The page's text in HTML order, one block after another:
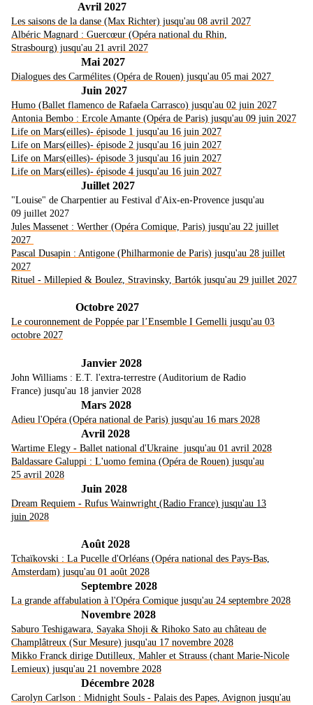
Avril 2027
Les saisons de la danse (Max Richter) jusqu'au 08 avril 2027
Albéric Magnard : Guercœur (Opéra national du Rhin,
Strasbourg) jusqu'au 21 avril 2027
Mai 2027
Dialogues des Carmélites (Opéra de Rouen) jusqu'au 05 mai 2027
Juin 2027
Humo (Ballet flamenco de Rafaela Carrasco) jusqu'au 02 juin 2027
Antonia Bembo : Ercole Amante (Opéra de Paris) jusqu'au 09 juin 2027
Life on Mars(eilles)- épisode 1 jusqu'au 16 juin 2027
Life on Mars(eilles)- épisode 2 jusqu'au 16 juin 2027
Life on Mars(eilles)- épisode 3 jusqu'au 16 juin 2027
Life on Mars(eilles)- épisode 4 jusqu'au 16 juin 2027
Juillet 2027
"Louise" de Charpentier au Festival d'Aix-en-Provence jusqu'au
09 juillet 2027
Jules Massenet : Werther (Opéra Comique, Paris) jusqu'au 22 juillet
2027
Pascal Dusapin : Antigone (Philharmonie de Paris) jusqu'au 28 juillet
2027
Rituel - Millepied & Boulez, Stravinsky, Bartók jusqu'au 29 juillet 2027
Octobre 2027
Le couronnement de Poppée par l’Ensemble I Gemelli jusqu'au 03
octobre 2027
Janvier 2028
John Williams : E.T. l'extra-terrestre (Auditorium de Radio
France) jusqu'au 18 janvier 2028
Mars 2028
Adieu l'Opéra (Opéra national de Paris) jusqu'au 16 mars 2028
Avril 2028
Wartime Elegy - Ballet national d'Ukraine jusqu'au 01 avril 2028
Baldassare Galuppi : L'uomo femina (Opéra de Rouen) jusqu'au
25 avril 2028
Juin 2028
Dream Requiem - Rufus Wainwright (Radio France) jusqu'au 13
juin 2028
Août 2028
Tchaïkovski : La Pucelle d'Orléans (Opéra national des Pays-Bas,
Amsterdam) jusqu'au 01 août 2028
Septembre 2028
La grande affabulation à l'Opéra Comique jusqu'au 24 septembre 2028
Novembre 2028
Saburo Teshigawara, Sayaka Shoji & Rihoko Sato au château de
Champlâtreux (Sur Mesure) jusqu'au 17 novembre 2028
Mikko Franck dirige Dutilleux, Mahler et Strauss (chant Marie-Nicole
Lemieux) jusqu'au 21 novembre 2028
Décembre 2028
Carolyn Carlson : Midnight Souls - Palais des Papes, Avignon jusqu'au